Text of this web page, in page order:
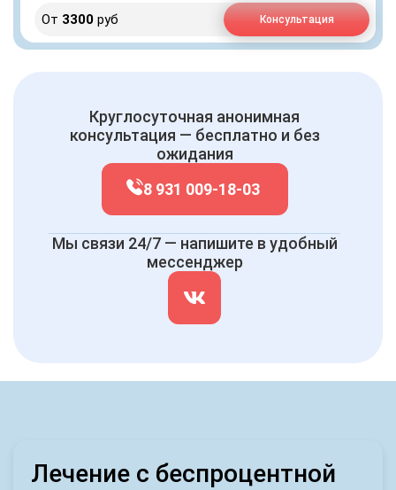
От 3300 руб Консультация
Круглосуточная анонимная
консультация — бесплатно и без
ожидания
8 931 009-18-03
Мы связи 24/7 — напишите в удобный
мессенджер
Лечение с беспроцентной